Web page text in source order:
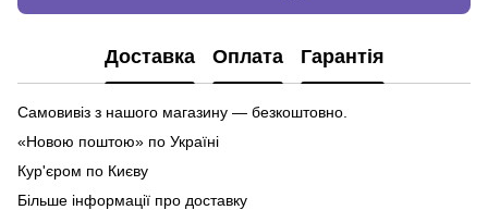
Доставка Оплата Гарантія
Самовивіз з нашого магазину — безкоштовно.
«Новою поштою» по Україні
Кур'єром по Києву
Більше інформації про доставку